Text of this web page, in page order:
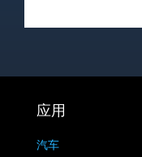
应用
汽车